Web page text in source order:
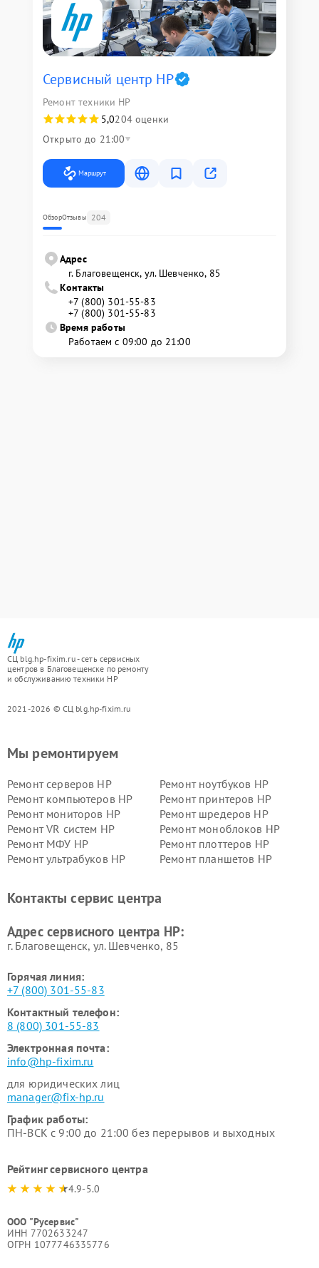
Сервисный центр HP
Ремонт техники HP
5,0204 оценки
Открыто до 21:00
Маршрут
ОбзорОтзывы 204
Адрес
г. Благовещенск, ул. Шевченко, 85
Контакты
+7 (800) 301-55-83
+7 (800) 301-55-83
Время работы
Работаем с 09:00 до 21:00
СЦ blg.hp-fixim.ru - сеть сервисных
центров в Благовещенске по ремонту
и обслуживанию техники HP
2021-2026 © СЦ blg.hp-fixim.ru
Мы ремонтируем
Ремонт серверов HP
Ремонт ноутбуков HP
Ремонт компьютеров HP
Ремонт принтеров HP
Ремонт мониторов HP
Ремонт шредеров HP
Ремонт VR систем HP
Ремонт моноблоков HP
Ремонт МФУ HP
Ремонт плоттеров HP
Ремонт ультрабуков HP
Ремонт планшетов HP
Контакты сервис центра
Адрес сервисного центра HP:
г. Благовещенск, ул. Шевченко, 85
Горячая линия:
+7 (800) 301-55-83
Контактный телефон:
8 (800) 301-55-83
Электронная почта:
info@hp-fixim.ru
для юридических лиц
manager@fix-hp.ru
График работы:
ПН-ВСК с 9:00 до 21:00 без перерывов и выходных
Рейтинг сервисного центра
4.9-5.0
ООО "Русервис"
ИНН 7702633247
ОГРН 1077746335776